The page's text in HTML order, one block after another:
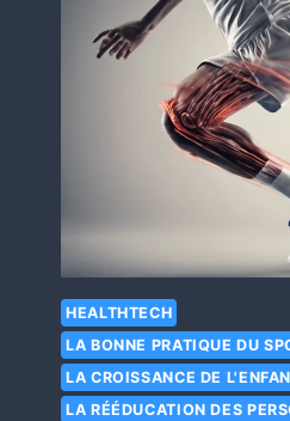
HEALTHTECH
LA BONNE PRATIQUE DU
LA CROISSANCE DE
LA RÉÉDUCATION DES